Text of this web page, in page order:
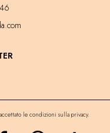
le condizioni sulla privacy.